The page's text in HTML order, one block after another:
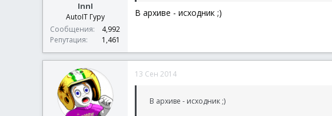
InnI
AutoIT Гуру
Сообщения
4,992
Репутация
1,461
В архиве - исходник ;)
13 Сен 2014
В архиве - исходник ;)